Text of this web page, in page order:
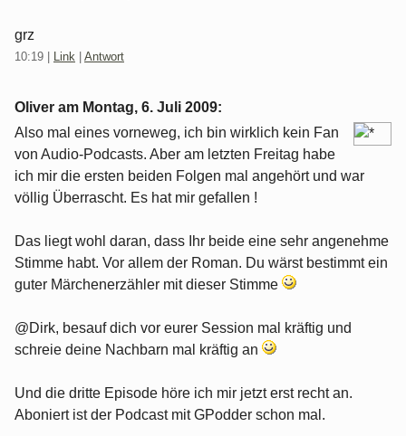
grz
10:19 Link Antwort
Oliver am Montag, 6. Juli 2009:
Also mal eines vorneweg, ich bin wirklich kein Fan
von Audio-Podcasts. Aber am letzten Freitag habe
ich mir die ersten beiden Folgen mal angehört und war
völlig Überrascht. Es hat mir gefallen !
Das liegt wohl daran, dass Ihr beide eine sehr angenehme
Stimme habt. Vor allem der Roman. Du wärst bestimmt ein
guter Märchenerzähler mit dieser Stimme
@Dirk, besauf dich vor eurer Session mal kräftig und
schreie deine Nachbarn mal kräftig an
Und die dritte Episode höre ich mir jetzt erst recht an.
Aboniert ist der Podcast mit GPodder schon mal.